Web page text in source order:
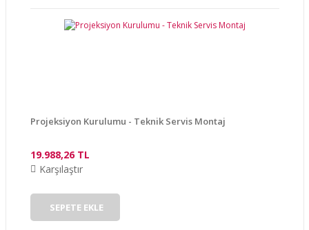
Ürün açıklamasında eksik bilgiler bulunuyor.
Projeksiyon Kurulumu - Teknik Servis Montaj
19.988,26 TL
Karşılaştır
SEPETE EKLE